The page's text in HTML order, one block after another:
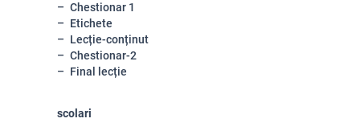
Chestionar 1
Etichete
Lecție-conținut
Chestionar-2
Final lecție
scolari